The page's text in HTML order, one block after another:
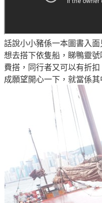
話說小小豬係一本圖書入
想去搭下依隻船，睇鴨靈
費搭，同行者又可以有折
成願望開心一下 ，就當係